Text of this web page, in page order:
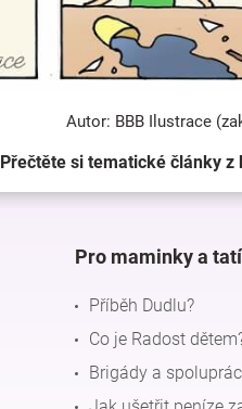
Autor: BBB Ilustrace
Přečtěte si tematické články z
Pro maminky a
Příběh Dudlu?
Co je Radost
Brigády a